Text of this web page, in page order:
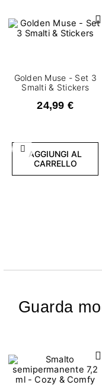
Precedente
Golden Muse - Set 3
Smalti & Stickers
24,99 €
AGGIUNGI AL
CARRELLO
Guarda